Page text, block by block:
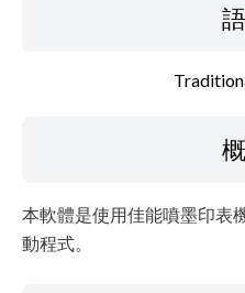
本軟體是使用佳能噴墨印表
動程式。